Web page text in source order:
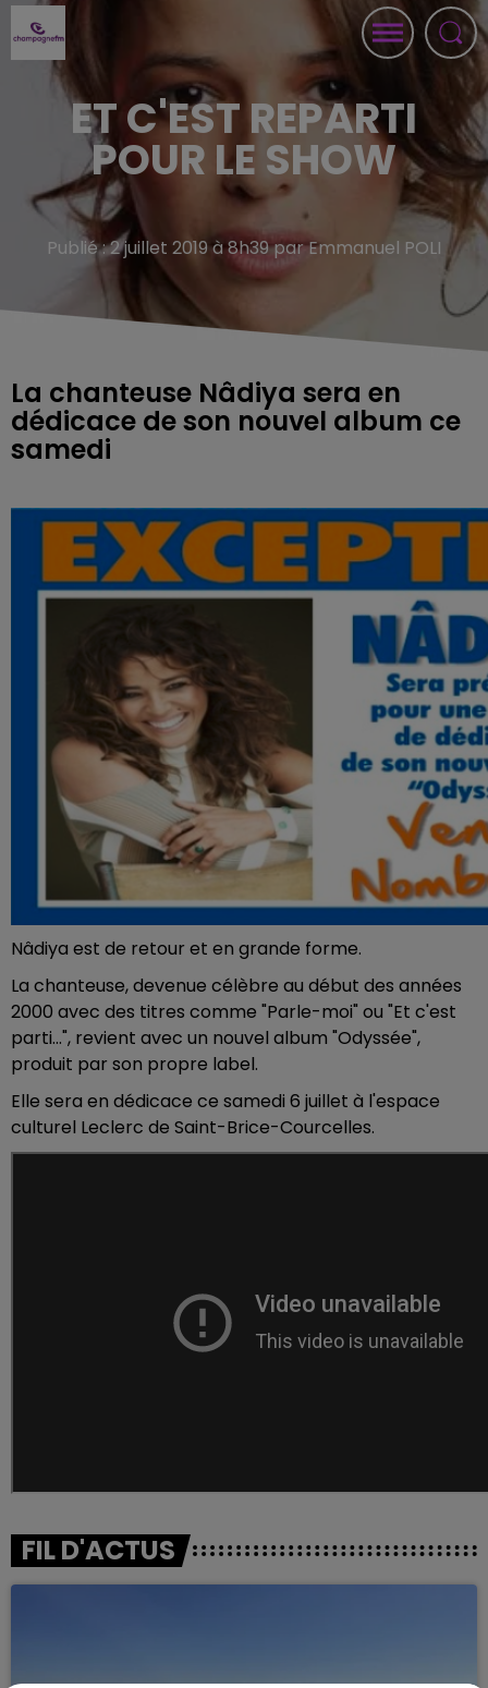
ET C'EST REPARTI
POUR LE SHOW
Publié : 2 juillet 2019 à 8h39 par Emmanuel POLI
La chanteuse Nâdiya sera en
dédicace de son nouvel album ce
samedi
Nâdiya est de retour et en grande forme.
La chanteuse, devenue célèbre au début des années
2000 avec des titres comme "Parle-moi" ou "Et c'est
parti...", revient avec un nouvel album "Odyssée",
produit par son propre label.
Elle sera en dédicace ce samedi 6 juillet à l'espace
culturel Leclerc de Saint-Brice-Courcelles.
FIL D'ACTUS